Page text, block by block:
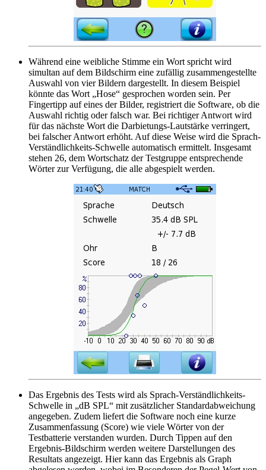
Während eine weibliche Stimme ein Wort spricht wird
simultan auf dem Bildschirm eine zufällig zusammengestellte
Auswahl von vier Bildern dargestellt. In diesem Beispiel
könnte das Wort „Hose“ gesprochen worden sein. Per
Fingertipp auf eines der Bilder, registriert die Software, ob die
Auswahl richtig oder falsch war. Bei richtiger Antwort wird
für das nächste Wort die Darbietungs-Lautstärke verringert,
bei falscher Antwort erhöht. Auf diese Weise wird die Sprach-
Verständlichkeits-Schwelle automatisch ermittelt. Insgesamt
stehen 26, dem Wortschatz der Testgruppe entsprechende
Wörter zur Verfügung, die alle abgespielt werden.
Das Ergebnis des Tests wird als Sprach-Verständlichkeits-
Schwelle in „dB SPL“ mit zusätzlicher Standardabweichung
angegeben. Zudem liefert die Software noch eine kurze
Zusammenfassung (Score) wie viele Wörter von der
Testbatterie verstanden wurden. Durch Tippen auf den
Ergebnis-Bildschirm werden weitere Darstellungen des
Resultats angezeigt. Hier kann das Ergebnis als Graph